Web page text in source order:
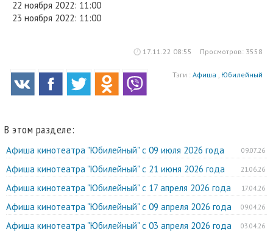
22 ноября 2022: 11:00
23 ноября 2022: 11:00
17.11.22 08:55 Просмотров: 3558
Тэги : Афиша Юбилейный
В этом разделе:
09.07.26
Афиша кинотеатра "Юбилейный" c 09 июля 2026 года
21.06.26
Афиша кинотеатра "Юбилейный" c 21 июня 2026 года
17.04.26
Афиша кинотеатра "Юбилейный" c 17 апреля 2026 года
09.04.26
Афиша кинотеатра "Юбилейный" c 09 апреля 2026 года
03.04.26
Афиша кинотеатра "Юбилейный" c 03 апреля 2026 года